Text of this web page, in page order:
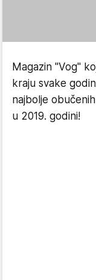
Magazin "Vog"
kraju svake
najbolje
u 2019. godini!